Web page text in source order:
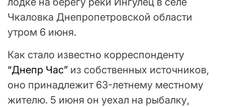
Чкаловка Днепропетровской области
утром 6 июня.
Как стало известно корреспонденту
“Днепр Час” из собственных источников,
оно принадлежит 63-летнему местному
жителю. 5 июня он уехал на рыбалку,